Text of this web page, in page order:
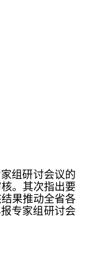
组研讨会议的
。其次指出要
果推动全省各
专家组研讨会